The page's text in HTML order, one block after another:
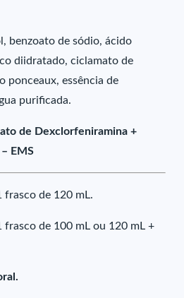
benzoato de sódio, ácido
diidratado, ciclamato de
ponceaux, essência de
purificada.
de Dexclorfeniramina +
EMS
frasco de 120 mL.
frasco de 100 mL ou 120 mL +